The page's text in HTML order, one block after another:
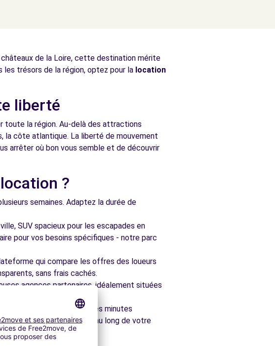
châteaux de la Loire, cette destination mérite
trésors de la région, optez pour la location
liberté
toute la région. Au-delà des attractions
la côte atlantique. La liberté de mouvement
arrêter où bon vous semble et de découvrir
?
semaines. Adaptez la durée de
SUV spacieux pour les escapades en
pour vos besoins spécifiques - notre parc
qui compare les offres des loueurs
sans frais cachés.
agences partenaires, idéalement situées
séjour.
votre véhicule en quelques minutes
vous accompagner tout au long de votre